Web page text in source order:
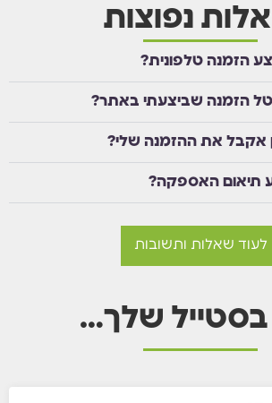
נפוצות
הזמנה טלפונית?
הזמנה שביצעתי באתר?
אקבל את ההזמנה שלי?
תיאום האספקה?
לעוד שאלות ותשובות
בסטייל שלך…